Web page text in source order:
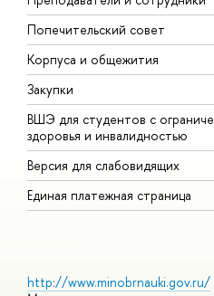
Попечительский совет
Корпуса и общежития
Закупки
ВШЭ для студентов с
здоровья и инвалидностью
Версия для слабовидящих
Единая платежная страница
http://www.minobrnauki.gov.ru/